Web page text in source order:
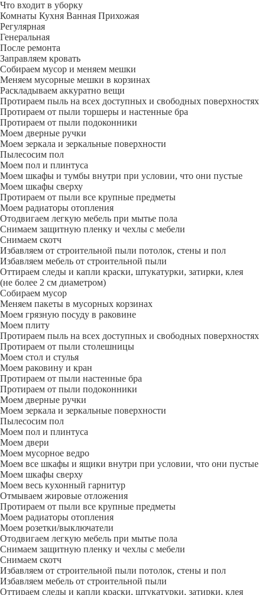
Что входит в уборку
Регу­лярная
Гене­ральная
После ремонта
Заправляем кровать
Собираем мусор и меняем мешки
Меняем мусорные мешки в корзинах
Раскладываем аккуратно вещи
Протираем пыль на всех доступных и свободных поверхностях
Протираем от пыли торшеры и настенные бра
Протираем от пыли подоконники
Моем дверные ручки
Моем зеркала и зеркальные поверхности
Пылесосим пол
Моем пол и плинтуса
Моем шкафы и тумбы внутри при условии, что они пустые
Моем шкафы сверху
Протираем от пыли все крупные предметы
Моем радиаторы отопления
Отодвигаем легкую мебель при мытье пола
Снимаем защитную пленку и чехлы с мебели
Снимаем скотч
Избавляем от строительной пыли потолок, стены и пол
Избавляем мебель от строительной пыли
Оттираем следы и капли краски, штукатурки, затирки, клея
(не более 2 см диаметром)
Собираем мусор
Меняем пакеты в мусорных корзинах
Моем грязную посуду в раковине
Моем плиту
Протираем пыль на всех доступных и свободных поверхностях
Протираем от пыли столешницы
Моем стол и стулья
Моем раковину и кран
Протираем от пыли настенные бра
Протираем от пыли подоконники
Моем дверные ручки
Моем зеркала и зеркальные поверхности
Пылесосим пол
Моем пол и плинтуса
Моем двери
Моем мусорное ведро
Моем все шкафы и ящики внутри при условии, что они пустые
Моем шкафы сверху
Моем весь кухонный гарнитур
Отмываем жировые отложения
Протираем от пыли все крупные предметы
Моем радиаторы отопления
Моем розетки/выключатели
Отодвигаем легкую мебель при мытье пола
Снимаем защитную пленку и чехлы с мебели
Снимаем скотч
Избавляем от строительной пыли потолок, стены и пол
Избавляем мебель от строительной пыли
Оттираем следы и капли краски, штукатурки, затирки, клея